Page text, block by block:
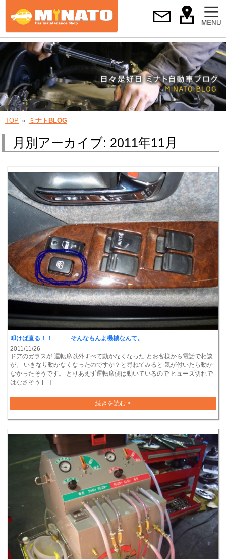
TOP ミナトBLOG
月別アーカイブ: 2011年11月
叩けば直る！！ そんなもんよ機械なんて。
2011/11/26
ドアのガラスが 運転席以外すべて動かなくなった とお客様から電話で相談
が。 いきなり動かなくなったのですか？と尋ねてみると 気が付いたら動か
なかったそうです。 とりあえず運転席側は動いているので ヒューズ切れで
はなさそう […]
続きを読む >